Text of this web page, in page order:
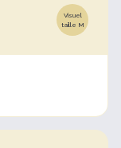
Visuel
taille M